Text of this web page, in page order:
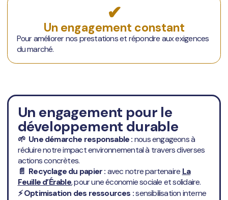
✔
Un engagement constant
Pour améliorer nos prestations et répondre aux exigences
du marché.
Un engagement pour le
développement durable
🌱 Une démarche responsable :nous engageons à
réduire notre impact environnemental à travers diverses
actions concrètes.
📄 Recyclage du papier :avec notre partenaire La
Feuille d’Érable, pour une économie sociale et solidaire.
⚡ Optimisation des ressources :sensibilisation interne